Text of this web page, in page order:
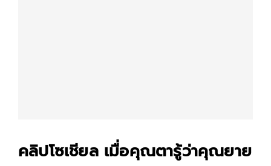
คลิปโซเชียล เมื่อคุณตารู้ว่าคุณยาย